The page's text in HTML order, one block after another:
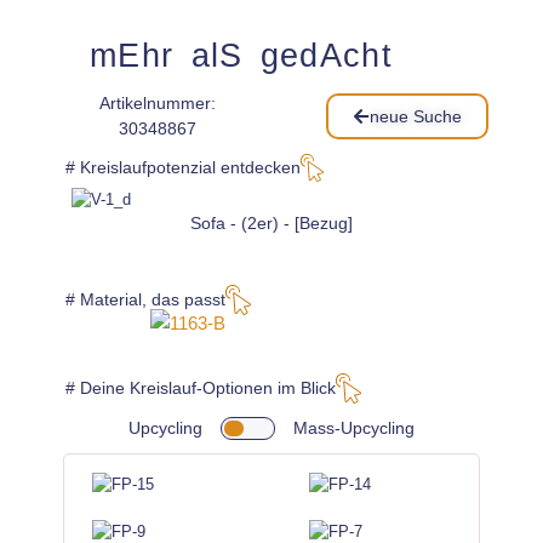
mEhr alS gedAcht
Artikelnummer:
30348867
neue Suche
# Kreislaufpotenzial entdecken
Sofa - (2er) - [Bezug]
# Material, das passt
# Deine Kreislauf-Optionen im Blick
Upcycling Mass-Upcycling
wähle 3 x